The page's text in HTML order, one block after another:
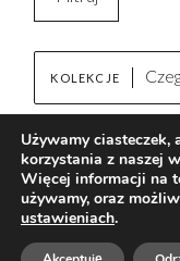
Kopiuj filtry
Wyczyść filtr
Garland Beige
AKTUALNOŚCI
KOLEKCJE
Brak
Używamy
korzystania z naszej
Więcej informacji na
używamy, oraz
ustawieniach.